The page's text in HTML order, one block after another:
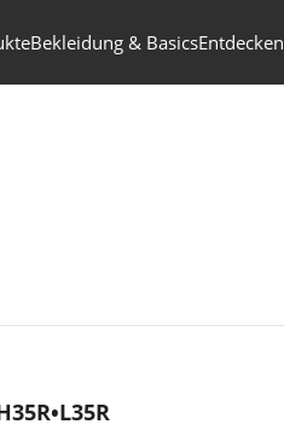
Bekleidung & BasicsEntdecken